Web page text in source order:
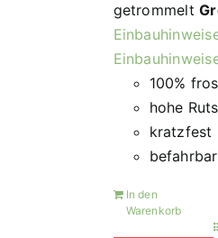
getrommelt
100%
hohe
kratzfest
befahrbar
In den
Warenkorb